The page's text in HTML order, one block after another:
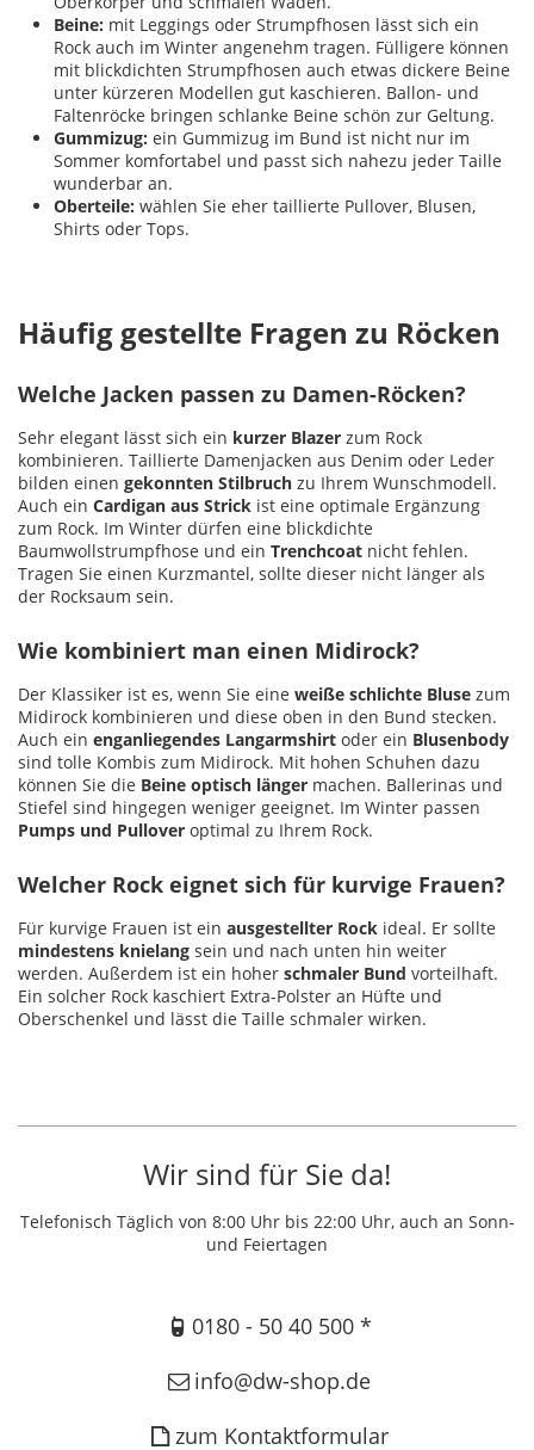
Beine: mit Leggings oder Strumpfhosen lässt sich ein
Rock auch im Winter angenehm tragen. Fülligere können
mit blickdichten Strumpfhosen auch etwas dickere Beine
unter kürzeren Modellen gut kaschieren. Ballon- und
Faltenröcke bringen schlanke Beine schön zur Geltung.
Gummizug: ein Gummizug im Bund ist nicht nur im
Sommer komfortabel und passt sich nahezu jeder Taille
wunderbar an.
Oberteile: wählen Sie eher taillierte Pullover, Blusen,
Shirts oder Tops.
Häufig gestellte Fragen zu Röcken
Welche Jacken passen zu Damen-Röcken?
Sehr elegant lässt sich ein kurzer Blazer zum Rock
kombinieren. Taillierte Damenjacken aus Denim oder Leder
bilden einen gekonnten Stilbruch zu Ihrem Wunschmodell.
Auch ein Cardigan aus Strick ist eine optimale Ergänzung
zum Rock. Im Winter dürfen eine blickdichte
Baumwollstrumpfhose und ein Trenchcoat nicht fehlen.
Tragen Sie einen Kurzmantel, sollte dieser nicht länger als
der Rocksaum sein.
Wie kombiniert man einen Midirock?
Der Klassiker ist es, wenn Sie eine weiße schlichte Bluse zum
Midirock kombinieren und diese oben in den Bund stecken.
Auch ein enganliegendes Langarmshirt oder ein Blusenbody
sind tolle Kombis zum Midirock. Mit hohen Schuhen dazu
können Sie die Beine optisch länger machen. Ballerinas und
Stiefel sind hingegen weniger geeignet. Im Winter passen
Pumps und Pullover optimal zu Ihrem Rock.
Welcher Rock eignet sich für kurvige Frauen?
Für kurvige Frauen ist ein ausgestellter Rock ideal. Er sollte
mindestens knielang sein und nach unten hin weiter
werden. Außerdem ist ein hoher schmaler Bund vorteilhaft.
Ein solcher Rock kaschiert Extra-Polster an Hüfte und
Oberschenkel und lässt die Taille schmaler wirken.
Wir sind für Sie da!
Telefonisch Täglich von 8:00 Uhr bis 22:00 Uhr, auch an Sonn-
und Feiertagen
0180 - 50 40 500 *
info@dw-shop.de
zum Kontaktformular